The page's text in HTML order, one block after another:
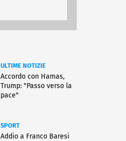
ULTIME NOTIZIE
Accordo con Hamas,
Trump: "Passo verso la
pace"
SPORT
Addio a Franco Baresi